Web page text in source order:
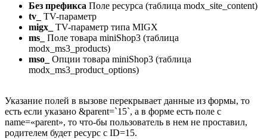
Без префикса Поле ресурса (таблица modx_site_content)
tv_
TV-параметр
migx_
TV-параметр типа MIGX
ms_
Поле товара miniShop3 (таблица
modx_ms3_products)
mso_
Опции товара miniShop3 (таблица
modx_ms3_product_options)
Указание полей в вызове перекрывает данные из формы, то
есть если указано &parent=`15`, а в форме есть поле с
name=«parent», то что-бы пользователь в нем не проставил,
родителем будет ресурс с ID=15.